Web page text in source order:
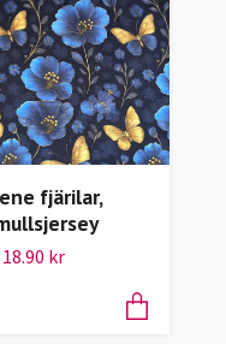
fjärilar,
18.90 kr